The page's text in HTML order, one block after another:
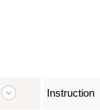
Instruction